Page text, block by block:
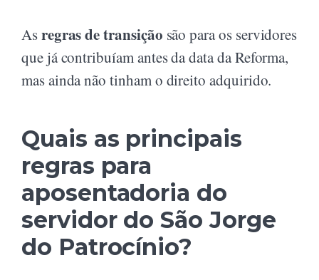
Asregras de transição são para os servidores
que já contribuíam antes da data da Reforma,
mas ainda não tinham o direito adquirido.
Quais as principais
regras para
aposentadoria do
servidor do São Jorge
do Patrocínio?